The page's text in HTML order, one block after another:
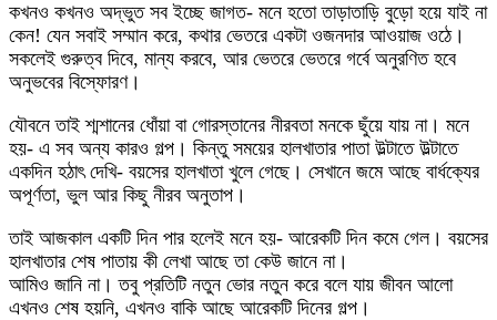
কখনও কখনও অদ্ভুত সব ইচ্ছে জাগত- মনে হতো তাড়াতাড়ি বুড়ো হয়ে যাই না
কেন! যেন সবাই সম্মান করে, কথার ভেতরে একটা ওজনদার আওয়াজ ওঠে।
সকলেই গুরুত্ব দিবে, মান্য করবে, আর ভেতরে ভেতরে গর্বে অনুরণিত হবে
অনুভবের বিস্ফোরণ।
যৌবনে তাই শ্মশানের ধোঁয়া বা গোরস্তানের নীরবতা মনকে ছুঁয়ে যায় না। মনে
হয়- এ সব অন্য কারও গল্প। কিন্তু সময়ের হালখাতার পাতা উল্টাতে উল্টাতে
একদিন হঠাৎ দেখি- বয়সের হালখাতা খুলে গেছে। সেখানে জমে আছে বার্ধক্যের
অপূর্ণতা, ভুল আর কিছু নীরব অনুতাপ।
তাই আজকাল একটি দিন পার হলেই মনে হয়- আরেকটি দিন কমে গেল। বয়সের
হালখাতার শেষ পাতায় কী লেখা আছে তা কেউ জানে না।
আমিও জানি না। তবু প্রতিটি নতুন ভোর নতুন করে বলে যায় জীবন আলো
এখনও শেষ হয়নি, এখনও বাকি আছে আরেকটি দিনের গল্প।